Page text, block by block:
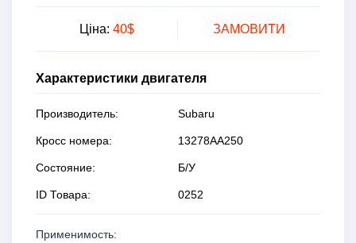
Ціна: 40$ ЗАМОВИТИ
Характеристики двигателя
Производитель: Subaru
Кросс номера: 13278AA250
Состояние: Б/У
ID Товара: 0252
Применимость: